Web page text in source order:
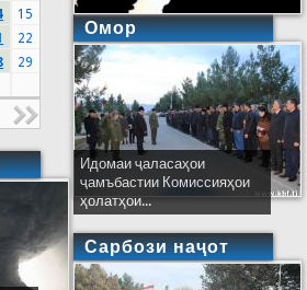
15
22
29
Омор
Идомаи ҷаласаҳои
ҷамъбастии Комиссияҳои
ҳолатҳои...
Сарбози наҷот